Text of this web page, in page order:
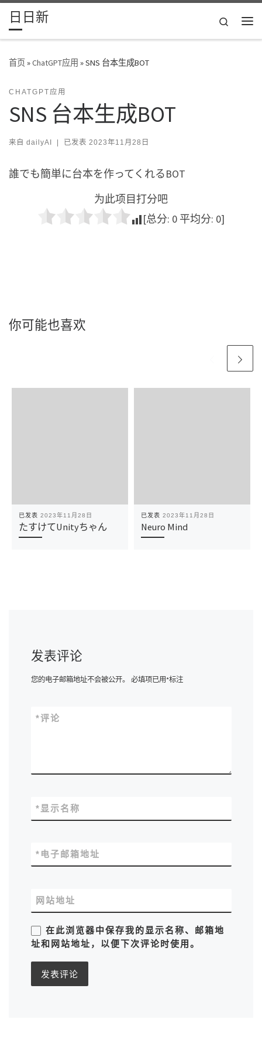
Skip to content
日日新
Search
首页»ChatGPT应用 »SNS 台本生成BOT
CHATGPT应用
SNS 台本生成BOT
来自 dailyAI | 已发表 2023年11月28日
誰でも簡単に台本を作ってくれるBOT
为此项目打分吧
[总分: 0 平均分: 0]
你可能也喜欢
已发表 2023年11月28日
たすけてUnityちゃん
已发表 2023年11月28日
Neuro Mind
发表评论
您的电子邮箱地址不会被公开。 必填项已用*标注
评论
*
显示名称
*
电子邮箱地址
*
网站地址
在此浏览器中保存我的显示名称、邮箱地
址和网站地址，以便下次评论时使用。